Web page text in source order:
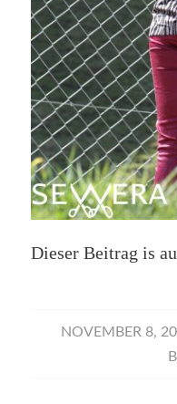
Dieser Beitrag is
NOVEMBER 8,
/